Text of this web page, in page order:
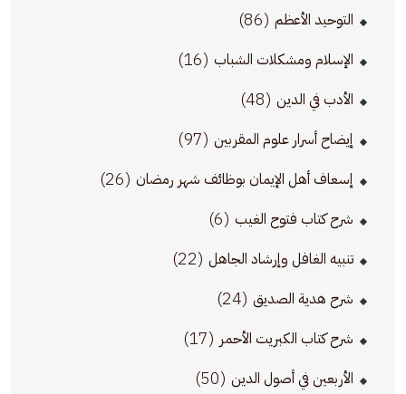
التوحيد الأعظم (86)
الإسلام ومشكلات الشباب (16)
الأدب في الدين (48)
إيضاح أسرار علوم المقربين (97)
إسعاف أهل الإيمان بوظائف شهر رمضان (26)
شرح كتاب فتوح الغيب (6)
تنبيه الغافل وإرشاد الجاهل (22)
شرح هدية الصديق (24)
شرح كتاب الكبريت الأحمر (17)
الأربعين في أصول الدين (50)